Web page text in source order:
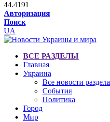
44.4191
Авторизация
Поиск
UA
ВСЕ РАЗДЕЛЫ
Главная
Украина
Все новости раздела
События
Политика
Город
Мир